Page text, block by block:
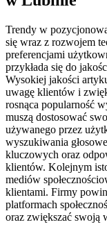
Trendy w
się wraz z rozwojem
preferencjami
przykłada się do
Wysokiej jakości
uwagę klientów i
rosnąca popularność
muszą dostosować
używanego przez
wyszukiwania
kluczowych oraz
klientów. Kolejnym
mediów
klientami. Firmy
platformach
oraz zwiększać swoją